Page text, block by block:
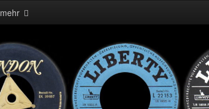
mehr